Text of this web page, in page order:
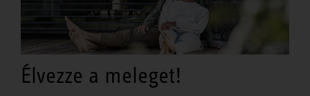
Élvezze a meleget!